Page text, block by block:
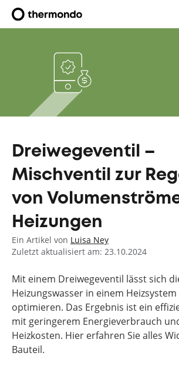
Dreiwegeventil –
Mischventil zur
von
Heizungen
Ein Artikel von Luisa Ney
Zuletzt aktualisiert am: 23.10.2024
Mit einem Dreiwegeventil lässt sich
Heizungswasser in einem
optimieren. Das Ergebnis ist ein
mit geringerem Energieverbrauch
Heizkosten. Hier erfahren Sie alles
Bauteil.